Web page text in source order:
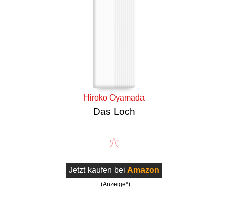
Hiroko Oyamada
Das Loch
穴
Jetzt kaufen bei Amazon
(Anzeige*)